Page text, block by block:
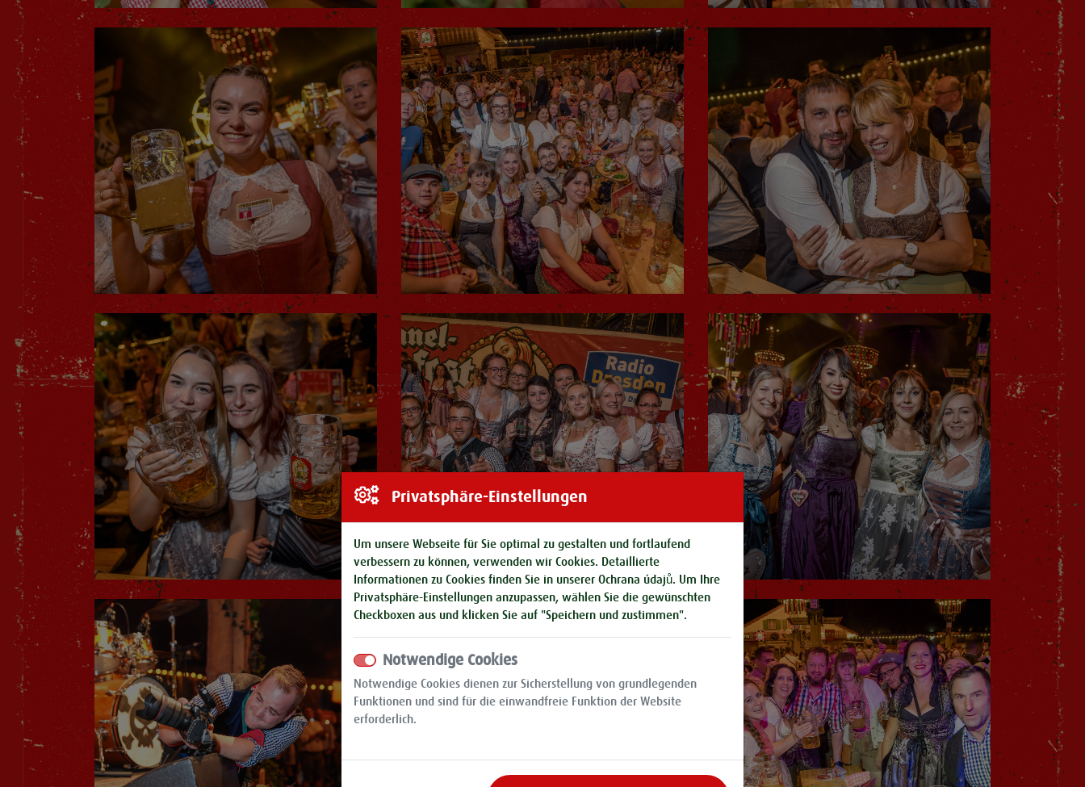
Privatsphäre-Einstellungen
Um unsere Webseite für Sie optimal zu gestalten und fortlaufend
verbessern zu können, verwenden wir Cookies. Detaillierte
Informationen zu Cookies finden Sie in unserer Ochrana údajů. Um Ihre
Privatsphäre-Einstellungen anzupassen, wählen Sie die gewünschten
Checkboxen aus und klicken Sie auf "Speichern und zustimmen".
Notwendige Cookies
Notwendige Cookies dienen zur Sicherstellung von grundlegenden
Funktionen und sind für die einwandfreie Funktion der Website
erforderlich.